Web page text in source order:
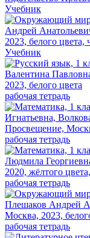
Учебник
Учебник
рабочая тетрадь
рабочая тетрадь
рабочая тетрадь
рабочая тетрадь